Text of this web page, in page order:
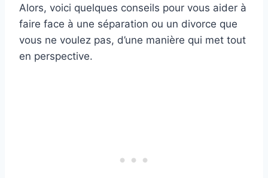
Alors, voici quelques conseils pour vous aider à
faire face à une séparation ou un divorce que
vous ne voulez pas, d’une manière qui met tout
en perspective.